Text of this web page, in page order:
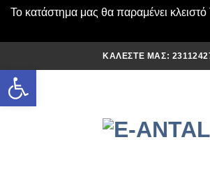
Ανοίξτε τη γραμμή εργαλείων
Το κατάστημα μας θα παραμένει
στο
περιεχόμενο
ΚΑΛΈΣΤΕ ΜΑΣ: